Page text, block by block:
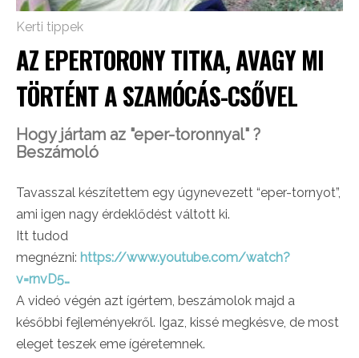
Kerti tippek
AZ EPERTORONY TITKA, AVAGY MI
TÖRTÉNT A SZAMÓCÁS-CSŐVEL
Hogy jártam az "eper-toronnyal" ?
Beszámoló
Tavasszal készítettem egy úgynevezett “eper-tornyot”,
ami igen nagy érdeklődést váltott ki.
Itt tudod
megnézni: https://www.youtube.com/watch?
v=rnvD5…
A videó végén azt ígértem, beszámolok majd a
későbbi fejleményekről. Igaz, kissé megkésve, de most
eleget teszek eme ígéretemnek.